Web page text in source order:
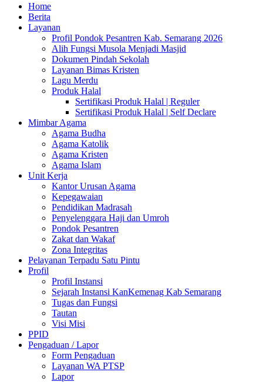
Home
Berita
Layanan
Profil Pondok Pesantren Kab. Semarang 2026
Alih Fungsi Musola Menjadi Masjid
Dokumen Pindah Sekolah
Layanan Bimas Kristen
Lagu Merdu
Produk Halal
Sertifikasi Produk Halal | Reguler
Sertifikasi Produk Halal | Self Declare
Mimbar Agama
Agama Budha
Agama Katolik
Agama Kristen
Agama Islam
Unit Kerja
Kantor Urusan Agama
Kepegawaian
Pendidikan Madrasah
Penyelenggara Haji dan Umroh
Pondok Pesantren
Zakat dan Wakaf
Zona Integritas
Pelayanan Terpadu Satu Pintu
Profil
Profil Instansi
Sejarah Instansi KanKemenag Kab Semarang
Tugas dan Fungsi
Tautan
Visi Misi
PPID
Pengaduan / Lapor
Form Pengaduan
Layanan WA PTSP
Lapor